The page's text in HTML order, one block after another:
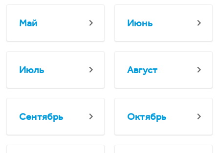
Май Июнь
Июль Август
Сентябрь Октябрь